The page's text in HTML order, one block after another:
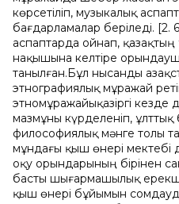
көрсетіліп, музыкалық
бағдарламалар беріледі. [2.
аспаптарда ойнап, қазақтың
нақышына келтіре
танылған.Бұл нысанды
этнографиялық мұражай
этномұражайықазіргі кезде
мазмұны күрделеніп,
философиялық мəнге толы
мұндағы қыш өнері мектебі
оқу орындарының бірінен
басты шығармашылық
қыш өнері бұйымын